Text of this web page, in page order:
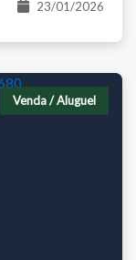
23/01/2026
Venda / Aluguel